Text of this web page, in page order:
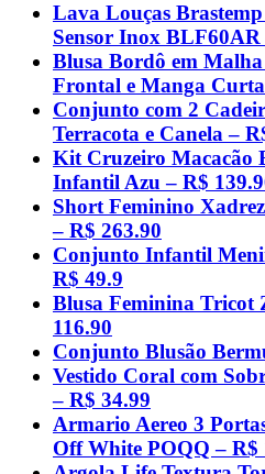
Lava Louças
Sensor Inox BLF60AR
Blusa Bordô em Malha
Frontal e Manga
Conjunto com 2
Terracota e Canela –
Kit Cruzeiro Macacão
Infantil Azu – R$
Short Feminino
– R$ 263.90
Conjunto Infantil
R$ 49.9
Blusa Feminina Tricot
116.90
Conjunto Blusão
Vestido Coral com
– R$ 34.99
Armario Aereo 3
Off White POQQ – R$